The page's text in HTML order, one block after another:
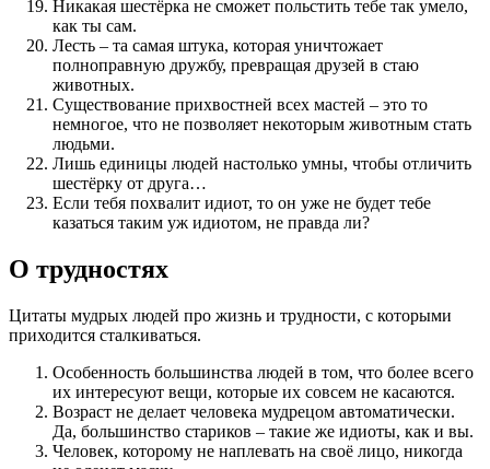
Никакая шестёрка не сможет польстить тебе так умело,
как ты сам.
Лесть – та самая штука, которая уничтожает
полноправную дружбу, превращая друзей в стаю
животных.
Существование прихвостней всех мастей – это то
немногое, что не позволяет некоторым животным стать
людьми.
Лишь единицы людей настолько умны, чтобы отличить
шестёрку от друга…
Если тебя похвалит идиот, то он уже не будет тебе
казаться таким уж идиотом, не правда ли?
О трудностях
Цитаты мудрых людей про жизнь и трудности, с которыми
приходится сталкиваться.
Особенность большинства людей в том, что более всего
их интересуют вещи, которые их совсем не касаются.
Возраст не делает человека мудрецом автоматически.
Да, большинство стариков – такие же идиоты, как и вы.
Человек, которому не наплевать на своё лицо, никогда